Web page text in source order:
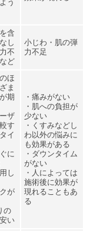
う
含
し
不
ど
小じわ・肌の弾
力不足
ほ
ま
期
ザ
す
イ
に
し
が
の
い
・痛みがない
・肌への負担が
少ない
・くすみなどし
わ以外の悩みに
も効果がある
・ダウンタイム
がない
・人によっては
施術後に効果が
現れることもあ
る